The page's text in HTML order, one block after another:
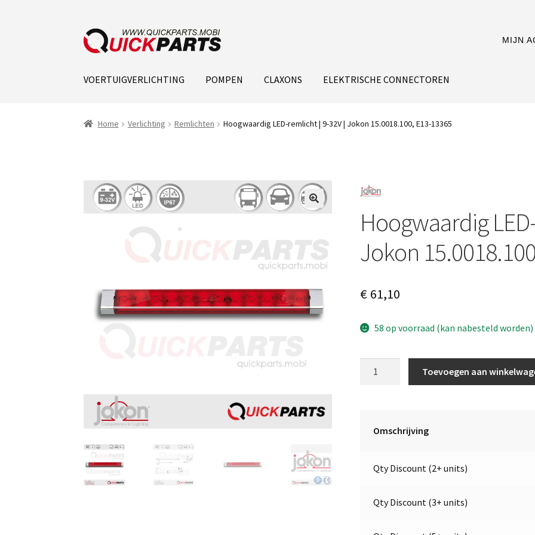
MIJN
VOERTUIGVERLICHTING POMPEN CLAXONS ELEKTRISCHE CONNECTOREN
Home Verlichting Remlichten Hoogwaardig LED-remlicht | 9-32V | Jokon 15.0018.100, E13-13365
Hoogwaardig
Jokon
€61,10
58 op voorraad (kan nabesteld worden)
Jokon
E13-
Toevoegen aan
Omschrijving
Qty Discount (2+ units)
Qty Discount (3+ units)